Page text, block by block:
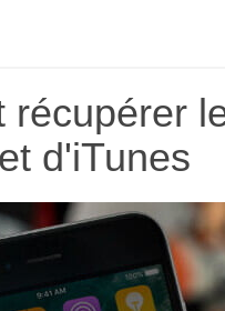
récupérer
d'iTunes